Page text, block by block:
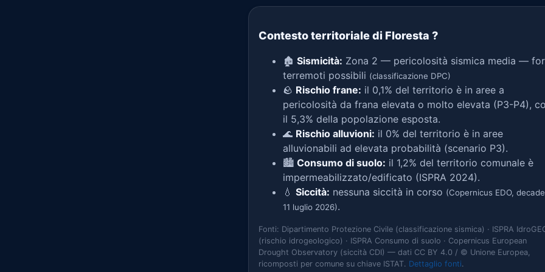
Contesto territoriale di Floresta ?
🏚️ Sismicità: Zona 2 — pericolosità sismica media —
terremoti possibili (classificazione DPC)
🪨 Rischio frane: il 0,1% del territorio è in aree a
pericolosità da frana elevata o molto elevata (P3-P4),
il 5,3% della popolazione esposta.
🌊 Rischio alluvioni: il 0% del territorio è in aree
alluvionabili ad elevata probabilità (scenario P3).
🏙️ Consumo di suolo: il 1,2% del territorio comunale è
impermeabilizzato/edificato (ISPRA 2024).
💧 Siccità: nessuna siccità in corso (Copernicus EDO,
11 luglio 2026).
Fonti: Dipartimento Protezione Civile (classificazione sismica) · ISPRA
(rischio idrogeologico) · ISPRA Consumo di suolo · Copernicus European
Drought Observatory (siccità CDI) — dati CC BY 4.0 / © Unione Europea,
ricomposti per comune su chiave ISTAT. Dettaglio fonti.